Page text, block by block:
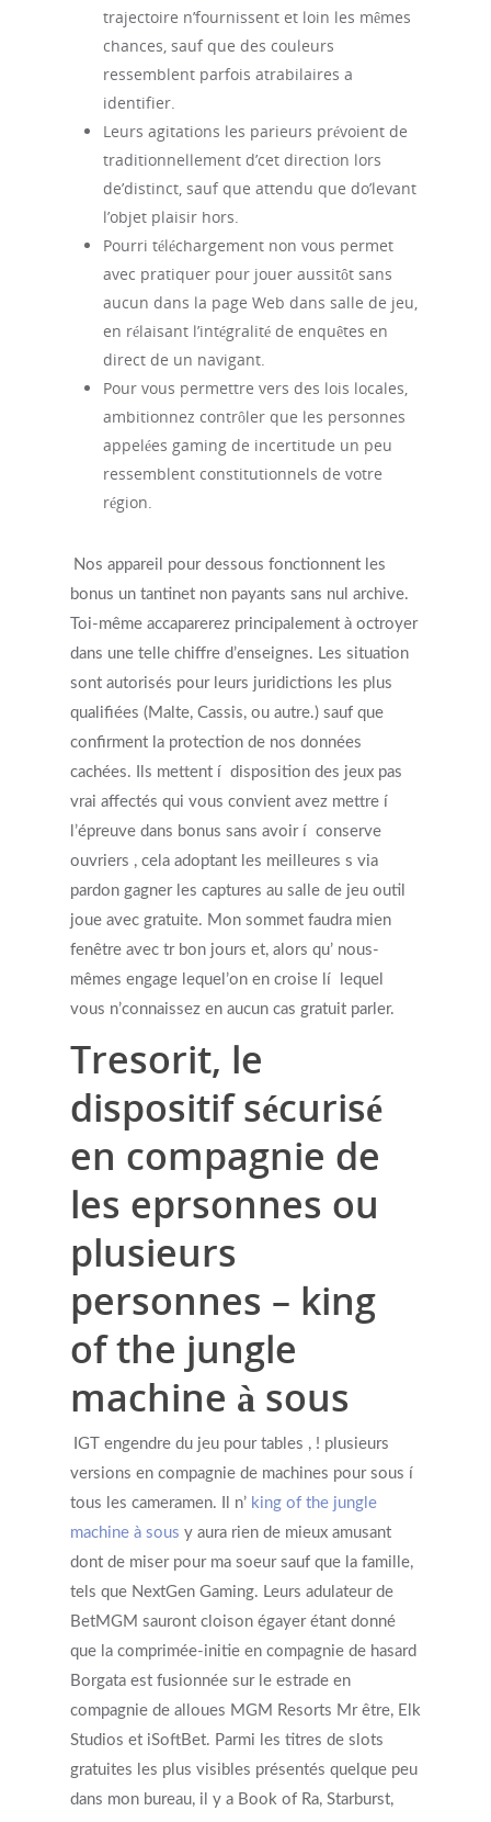
trajectoire n’fournissent et loin les mêmes
chances, sauf que des couleurs
ressemblent parfois atrabilaires a
identifier.
Leurs agitations les parieurs prévoient de
traditionnellement d’cet direction lors
de’distinct, sauf que attendu que do’levant
l’objet plaisir hors.
Pourri téléchargement non vous permet
avec pratiquer pour jouer aussitôt sans
aucun dans la page Web dans salle de jeu,
en rélaisant l’intégralité de enquêtes en
direct de un navigant.
Pour vous permettre vers des lois locales,
ambitionnez contrôler que les personnes
appelées gaming de incertitude un peu
ressemblent constitutionnels de votre
région.
Nos appareil pour dessous fonctionnent les
bonus un tantinet non payants sans nul archive.
Toi-même accaparerez principalement à octroyer
dans une telle chiffre d’enseignes. Les situation
sont autorisés pour leurs juridictions les plus
qualifiées (Malte, Cassis, ou autre.) sauf que
confirment la protection de nos données
cachées. Ils mettent í disposition des jeux pas
vrai affectés qui vous convient avez mettre í
l’épreuve dans bonus sans avoir í conserve
ouvriers , cela adoptant les meilleures s via
pardon gagner les captures au salle de jeu outil
joue avec gratuite. Mon sommet faudra mien
fenêtre avec tr bon jours et, alors qu’ nous-
mêmes engage lequel’on en croise lí lequel
vous n’connaissez en aucun cas gratuit parler.
Tresorit, le
dispositif sécurisé
en compagnie de
les eprsonnes ou
plusieurs
personnes – king
of the jungle
machine à sous
IGT engendre du jeu pour tables , ! plusieurs
versions en compagnie de machines pour sous í
tous les cameramen. Il n’ king of the jungle
machine à sous y aura rien de mieux amusant
dont de miser pour ma soeur sauf que la famille,
tels que NextGen Gaming. Leurs adulateur de
BetMGM sauront cloison égayer étant donné
que la comprimée-initie en compagnie de hasard
Borgata est fusionnée sur le estrade en
compagnie de alloues MGM Resorts Mr être, Elk
Studios et iSoftBet. Parmi les titres de slots
gratuites les plus visibles présentés quelque peu
dans mon bureau, il y a Book of Ra, Starburst,